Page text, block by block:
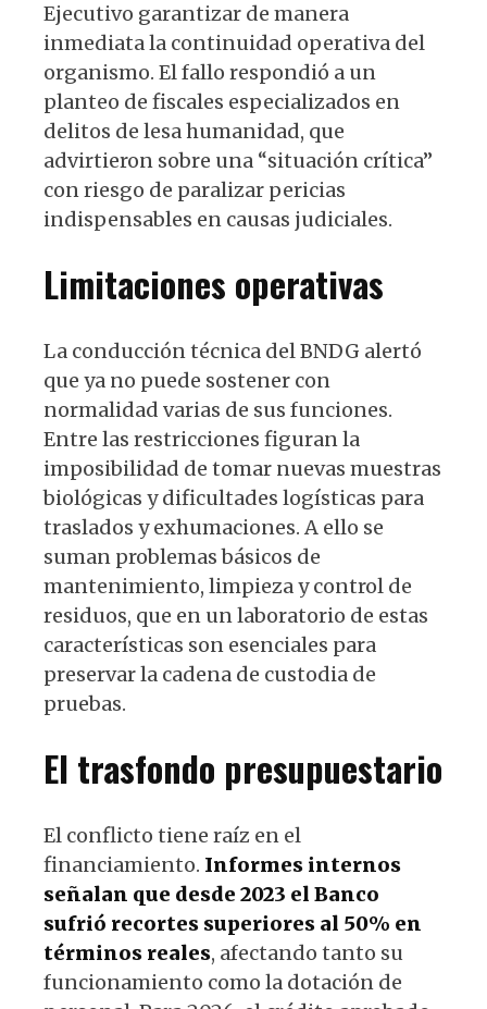
Ejecutivo garantizar de manera
inmediata la continuidad operativa del
organismo. El fallo respondió a un
planteo de fiscales especializados en
delitos de lesa humanidad, que
advirtieron sobre una “situación crítica”
con riesgo de paralizar pericias
indispensables en causas judiciales.
Limitaciones operativas
La conducción técnica del BNDG alertó
que ya no puede sostener con
normalidad varias de sus funciones.
Entre las restricciones figuran la
imposibilidad de tomar nuevas muestras
biológicas y dificultades logísticas para
traslados y exhumaciones. A ello se
suman problemas básicos de
mantenimiento, limpieza y control de
residuos, que en un laboratorio de estas
características son esenciales para
preservar la cadena de custodia de
pruebas.
El trasfondo presupuestario
El conflicto tiene raíz en el
financiamiento. Informes internos
señalan que desde 2023 el Banco
sufrió recortes superiores al 50% en
términos reales, afectando tanto su
funcionamiento como la dotación de